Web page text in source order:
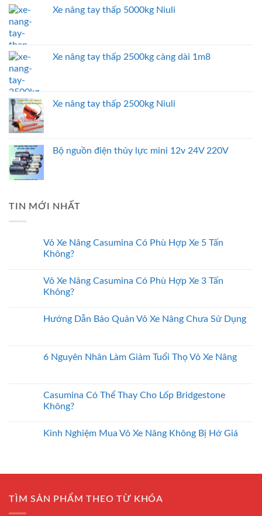
Xe nâng tay thấp 5000kg Niuli
Xe nâng tay thấp 2500kg càng dài 1m8
Xe nâng tay thấp 2500kg Niuli
Bộ nguồn điện thủy lực mini 12v 24V 220V
TIN MỚI NHẤT
Vỏ Xe Nâng Casumina Có Phù Hợp Xe 5 Tấn
Không?
Vỏ Xe Nâng Casumina Có Phù Hợp Xe 3 Tấn
Không?
Hướng Dẫn Bảo Quản Vỏ Xe Nâng Chưa Sử Dụng
6 Nguyên Nhân Làm Giảm Tuổi Thọ Vỏ Xe Nâng
Casumina Có Thể Thay Cho Lốp Bridgestone
Không?
Kinh Nghiệm Mua Vỏ Xe Nâng Không Bị Hớ Giá
TÌM SẢN PHẨM THEO TỪ KHÓA